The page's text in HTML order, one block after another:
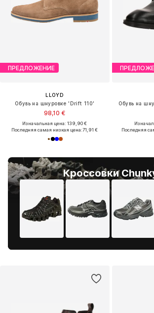
ПРЕДЛОЖЕНИЕ
LLOYD
Обувь на шнуровке 'Drift 110'
98,10 €
Изначальная цена: 139,90 €
Последняя самая низкая цена:71,91 €
Кроссовки
Обувь на
Последняя